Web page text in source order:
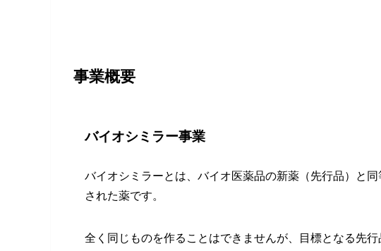
事業概要
バイオシミラー事業
バイオシミラーとは、バイオ医薬品の新薬（先行品）と
された薬です。
全く同じものを作ることはできませんが、目標となる先